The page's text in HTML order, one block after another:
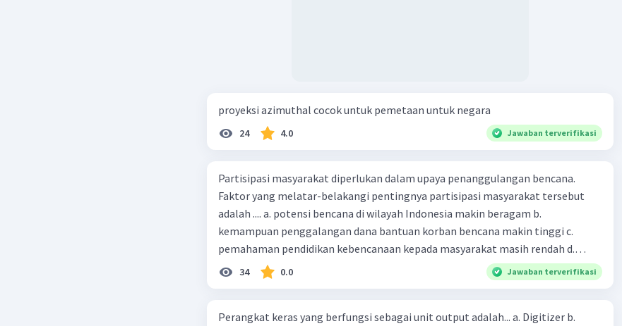
proyeksi azimuthal cocok untuk pemetaan untuk negara
24 4.0 Jawaban terverifikasi
Partisipasi masyarakat diperlukan dalam upaya penanggulangan bencana.
Faktor yang melatar-belakangi pentingnya partisipasi masyarakat tersebut
adalah .... a. potensi bencana di wilayah Indonesia makin beragam b.
kemampuan penggalangan dana bantuan korban bencana makin tinggi c.
pemahaman pendidikan kebencanaan kepada masyarakat masih rendah d.
masyarakat merupakan pihak yang langsung berhadapan dengan bencana e.
kepercayaan pemerintah bahwa masyarakat mampu mengatasi bencana
34 0.0 Jawaban terverifikasi
Perangkat keras yang berfungsi sebagai unit output adalah... a. Digitizer b.